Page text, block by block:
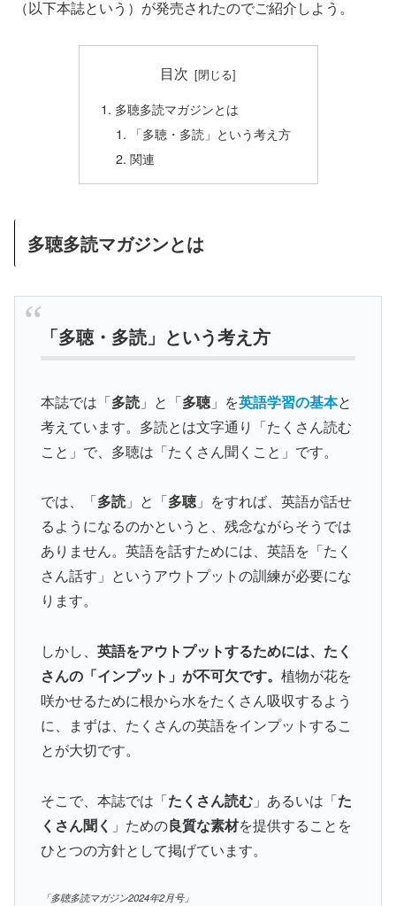
（以下本誌という）が発売されたのでご紹介しよう。
目次
多聴多読マガジンとは
「多聴・多読」という考え方
関連
多聴多読マガジンとは
「多聴・多読」という考え方
本誌では「多読」と「多聴」を英語学習の基本と
考えています。多読とは文字通り「たくさん読む
こと」で、多聴は「たくさん聞くこと」です。
では、「多読」と「多聴」をすれば、英語が話せ
るようになるのかというと、残念ながらそうでは
ありません。英語を話すためには、英語を「たく
さん話す」というアウトプットの訓練が必要にな
ります。
しかし、 英語をアウトプットするためには、たく
さんの「インプット」が不可欠です。 植物が花を
咲かせるために根から水をたくさん吸収するよう
に、まずは、たくさんの英語をインプットするこ
とが大切です。
そこで、本誌では「たくさん読む」あるいは「た
くさん聞く 」ための良質な素材を提供することを
ひとつの方針として掲げています。
「多聴多読マガジン2024年2月号」